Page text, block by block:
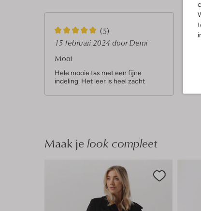
5
S
t
e
r
r
(5)
15 februari 2024 door Demi
Mooi
Hele mooie tas met een fijne
indeling. Het leer is heel zacht
Maak je look compleet